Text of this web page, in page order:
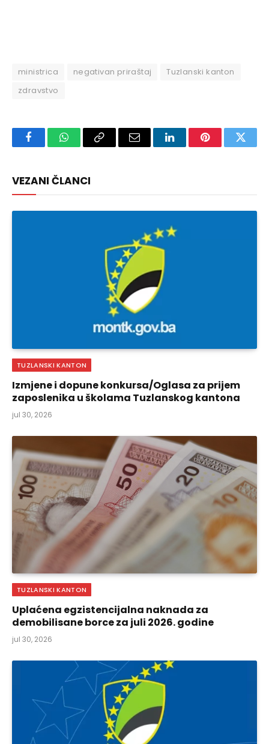
ministrica negativan priraštaj
Tuzlanski kanton
zdravstvo
FacebookWhatsAppCopy
Email LinkedInPinterest
VEZANI ČLANCI
TUZLANSKI KANTON
Izmjene i dopune konkursa/Oglasa za prijem
zaposlenika u školama Tuzlanskog kantona
jul 30, 2026
TUZLANSKI KANTON
Uplaćena egzistencijalna naknada za
demobilisane borce za juli 2026. godine
jul 30, 2026